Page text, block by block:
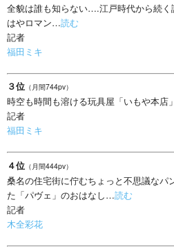
全貌は誰も知らない….江戸時代から続く
はやロマン…読む
記者
福田ミキ
３位 （月間744pv）
時空も時間も溶ける玩具屋「いもや本店
記者
福田ミキ
４位 （月間444pv）
桑名の住宅街に佇むちょっと不思議なパ
た「パヴェ」のおはなし…読む
記者
木全彩花